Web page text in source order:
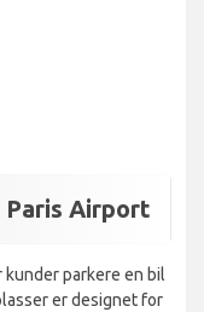
Airport
parkere en bil
er designet for